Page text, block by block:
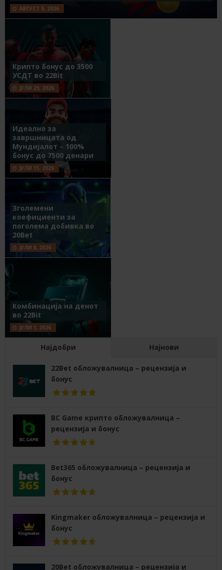
АВГУСТ 5, 2026
Крипто бонус до 3500
УСДТ во 22Bit
ЈУЛИ 29, 2026
Идеално за
завршницата од
Мундијалот – 100%
бонус до 7500 денари
ЈУЛИ 15, 2026
Зголемени
коефициенти за
поголема добивка во
20Bet
ЈУЛИ 8, 2026
Комбинација на денот
во 22Bit
ЈУЛИ 1, 2026
Најдобри Најнови
22Bet обложувалница – рецензија и
бонус
BC Game крипто обложувалница –
рецензија и бонус
Bet365 обложувалница – рецензија и
бонус
Kingmaker обложувалница – рецензија и
бонус
20Bet обложувалница – рецензија и